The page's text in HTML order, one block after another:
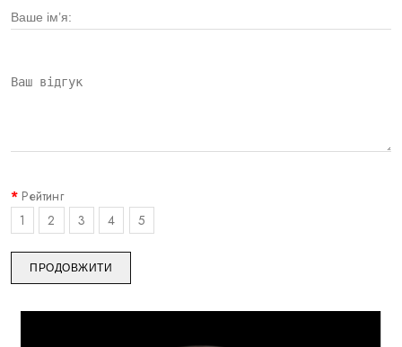
Рейтинг
1
2 3 4 5
ПРОДОВЖИТИ